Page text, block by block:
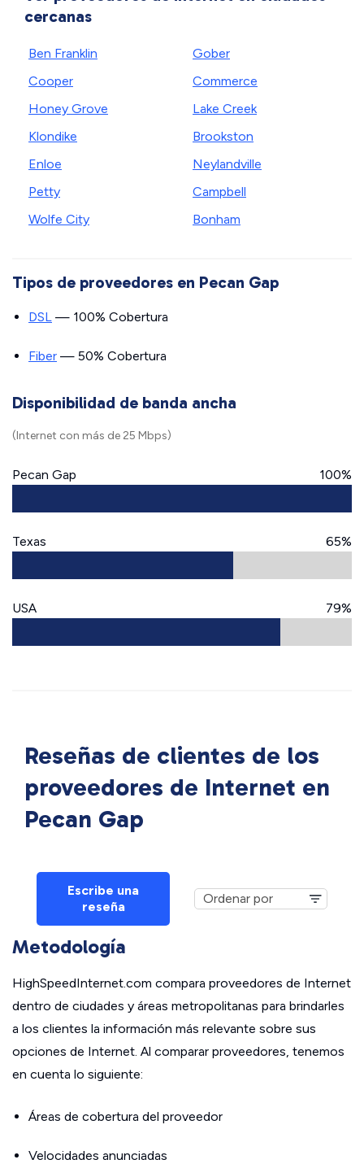
cercanas
Ben Franklin
Cooper
Honey Grove
Klondike
Enloe
Petty
Wolfe City
Gober
Commerce
Lake Creek
Brookston
Neylandville
Campbell
Bonham
Tipos de proveedores en Pecan Gap
DSL — 100% Cobertura
Fiber — 50% Cobertura
Disponibilidad de banda ancha
(Internet con más de 25 Mbps)
Pecan Gap 100%
Texas 65%
USA 79%
Reseñas de clientes de los
proveedores de Internet en
Pecan Gap
Escribe una
reseña
Metodología
HighSpeedInternet.com compara proveedores de Internet
dentro de ciudades y áreas metropolitanas para brindarles
a los clientes la información más relevante sobre sus
opciones de Internet. Al comparar proveedores, tenemos
en cuenta lo siguiente:
Áreas de cobertura del proveedor
Velocidades anunciadas